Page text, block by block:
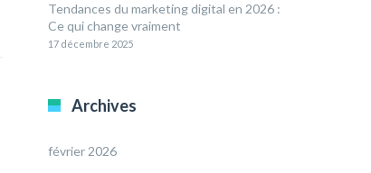
Tendances du marketing digital en 2026 :
Ce qui change vraiment
17 décembre 2025
Archives
février 2026